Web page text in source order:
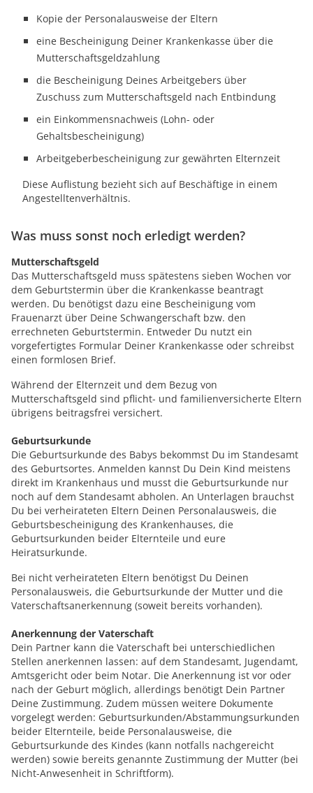
Kopie der Personalausweise der Eltern
eine Bescheinigung Deiner Krankenkasse über die
Mutterschaftsgeldzahlung
die Bescheinigung Deines Arbeitgebers über
Zuschuss zum Mutterschaftsgeld nach Entbindung
ein Einkommensnachweis (Lohn- oder
Gehaltsbescheinigung)
Arbeitgeberbescheinigung zur gewährten Elternzeit
Diese Auflistung bezieht sich auf Beschäftige in einem
Angestelltenverhältnis.
Was muss sonst noch erledigt werden?
Mutterschaftsgeld
Das Mutterschaftsgeld muss spätestens sieben Wochen vor
dem Geburtstermin über die Krankenkasse beantragt
werden. Du benötigst dazu eine Bescheinigung vom
Frauenarzt über Deine Schwangerschaft bzw. den
errechneten Geburtstermin. Entweder Du nutzt ein
vorgefertigtes Formular Deiner Krankenkasse oder schreibst
einen formlosen Brief.
Während der Elternzeit und dem Bezug von
Mutterschaftsgeld sind pflicht- und familienversicherte Eltern
übrigens beitragsfrei versichert.
Geburtsurkunde
Die Geburtsurkunde des Babys bekommst Du im Standesamt
des Geburtsortes. Anmelden kannst Du Dein Kind meistens
direkt im Krankenhaus und musst die Geburtsurkunde nur
noch auf dem Standesamt abholen. An Unterlagen brauchst
Du bei verheirateten Eltern Deinen Personalausweis, die
Geburtsbescheinigung des Krankenhauses, die
Geburtsurkunden beider Elternteile und eure
Heiratsurkunde.
Bei nicht verheirateten Eltern benötigst Du Deinen
Personalausweis, die Geburtsurkunde der Mutter und die
Vaterschaftsanerkennung (soweit bereits vorhanden).
Anerkennung der Vaterschaft
Dein Partner kann die Vaterschaft bei unterschiedlichen
Stellen anerkennen lassen: auf dem Standesamt, Jugendamt,
Amtsgericht oder beim Notar. Die Anerkennung ist vor oder
nach der Geburt möglich, allerdings benötigt Dein Partner
Deine Zustimmung. Zudem müssen weitere Dokumente
vorgelegt werden: Geburtsurkunden/Abstammungsurkunden
beider Elternteile, beide Personalausweise, die
Geburtsurkunde des Kindes (kann notfalls nachgereicht
werden) sowie bereits genannte Zustimmung der Mutter (bei
Nicht-Anwesenheit in Schriftform).